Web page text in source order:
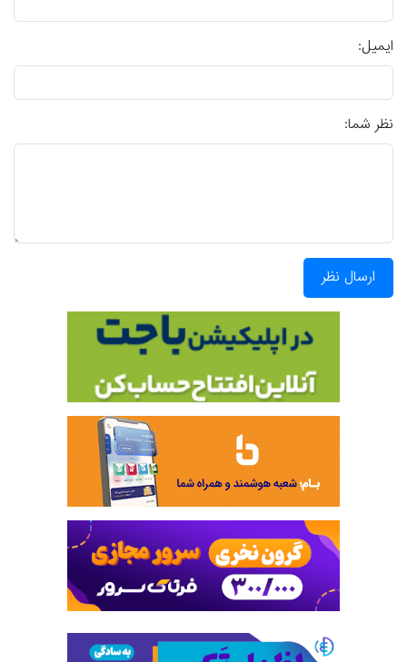
ایمیل:
نظر شما:
ارسال نظر